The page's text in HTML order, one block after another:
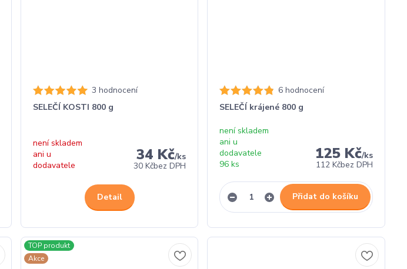
3 hodnocení
SELEČÍ KOSTI 800 g
34 Kč/ks
30 Kčbez DPH
není skladem
ani u
dodavatele
Detail
6 hodnocení
SELEČÍ krájené 800 g
125 Kč/ks
112 Kčbez DPH
není skladem
ani u
dodavatele
96 ks
Přidat do košíku
TOP produkt
Akce